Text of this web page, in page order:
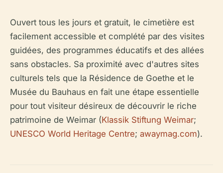
Ouvert tous les jours et gratuit, le cimetière est
facilement accessible et complété par des visites
guidées, des programmes éducatifs et des allées
sans obstacles. Sa proximité avec d'autres sites
culturels tels que la Résidence de Goethe et le
Musée du Bauhaus en fait une étape essentielle
pour tout visiteur désireux de découvrir le riche
patrimoine de Weimar (Klassik Stiftung Weimar;
UNESCO World Heritage Centre; awaymag.com).